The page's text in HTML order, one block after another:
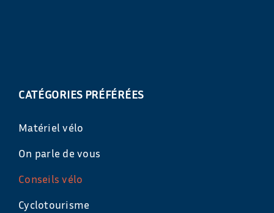
CATÉGORIES PRÉFÉRÉES
Matériel vélo
On parle de vous
Conseils vélo
Cyclotourisme